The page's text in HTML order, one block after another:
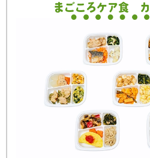
まごころケア食